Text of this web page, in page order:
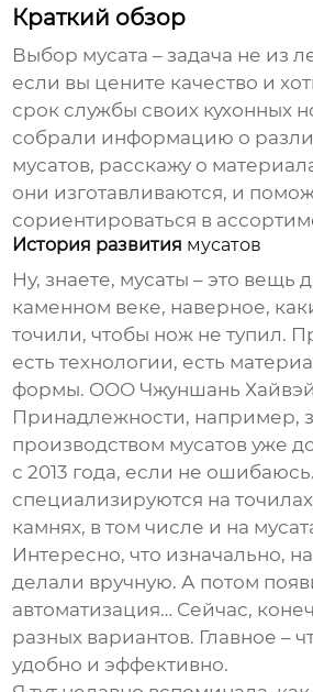
Краткий обзор
Выбор мусата – задача не из
если вы цените качество и
срок службы своих кухонных
собрали информацию о
мусатов, расскажу о
они изготавливаются, и
сориентироваться в
История развития мусатов
Ну, знаете, мусаты – это вещь
каменном веке, наверное,
точили, чтобы нож не тупил.
есть технологии, есть
формы. ООО Чжуншань
Принадлежности, например,
производством мусатов уже
с 2013 года, если не
специализируются на
камнях, в том числе и на
Интересно, что изначально,
делали вручную. А потом
автоматизация… Сейчас,
разных вариантов. Главное –
удобно и эффективно.